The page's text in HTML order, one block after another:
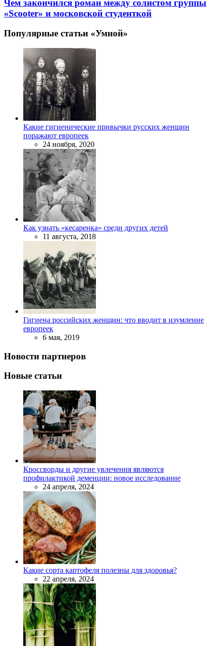
Чем закончился роман между солистом группы
«Scooter» и московской студенткой
Популярные статьи «Умной»
Какие гигиенические привычки русских женщин
поражают европеек
24 ноября, 2020
Как узнать «кесаренка» среди других детей
11 августа, 2018
Гигиена российских женщин: что вводит в изумление
европеек
6 мая, 2019
Новости партнеров
Новые статьи
Кроссворды и другие увлечения являются
профилактикой деменции: новое исследование
24 апреля, 2024
Какие сорта картофеля полезны для здоровья?
22 апреля, 2024